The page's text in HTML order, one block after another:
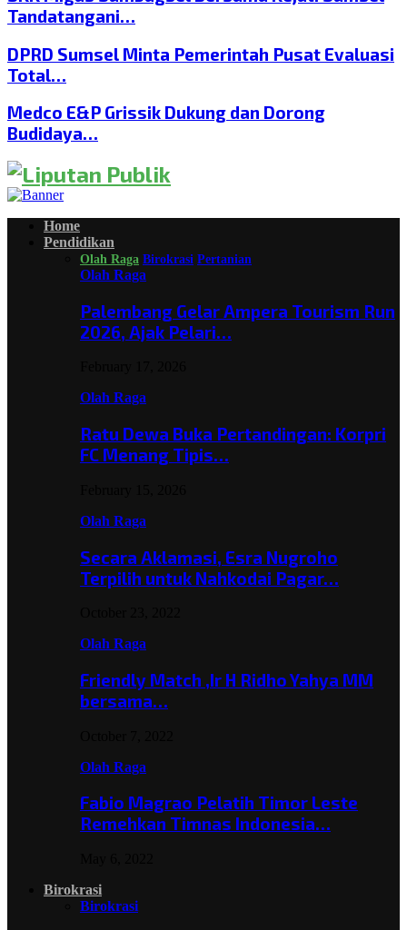
Tandatangani…
DPRD Sumsel Minta Pemerintah Pusat Evaluasi
Total…
Medco E&P Grissik Dukung dan Dorong
Budidaya…
Home
Pendidikan
Olah Raga Birokrasi Pertanian
Olah Raga
Palembang Gelar Ampera Tourism Run
2026, Ajak Pelari…
Olah Raga
Ratu Dewa Buka Pertandingan: Korpri
FC Menang Tipis…
Olah Raga
Secara Aklamasi, Esra Nugroho
Terpilih untuk Nahkodai Pagar…
Olah Raga
Friendly Match ,Ir H Ridho Yahya MM
bersama…
Olah Raga
Fabio Magrao Pelatih Timor Leste
Remehkan Timnas Indonesia…
Birokrasi
Birokrasi